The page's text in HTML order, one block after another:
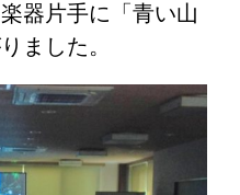
器片手に「青い山
ました。